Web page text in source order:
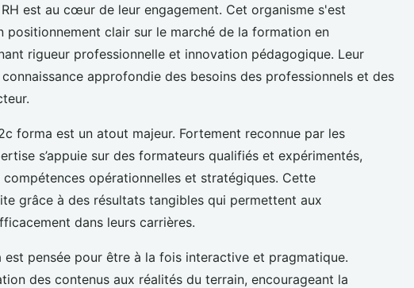
est au cœur de leur engagement. Cet organisme s'est
positionnement clair sur le marché de la formation en
rigueur professionnelle et innovation pédagogique. Leur
approfondie des besoins des professionnels et des
forma est un atout majeur. Fortement reconnue par les
s’appuie sur des formateurs qualifiés et expérimentés,
opérationnelles et stratégiques. Cette
grâce à des résultats tangibles qui permettent aux
dans leurs carrières.
pensée pour être à la fois interactive et pragmatique.
des contenus aux réalités du terrain, encourageant la